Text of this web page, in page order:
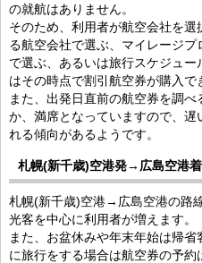
の就航はありません。
そのため、利用者が航空会社を
る航空会社で選ぶ、マイレージ
で選ぶ、あるいは旅行スケジュ
はその時点で割引航空券が購入で
また、出発日直前の航空券を調
か、満席となっていますので、
れる傾向があるようです。
札幌(新千歳)空港発→広島空港
札幌(新千歳)空港→広島空港の路
光客を中心に利用者が増えます。
また、お盆休みや年末年始は帰
に旅行をする場合は航空券の予約